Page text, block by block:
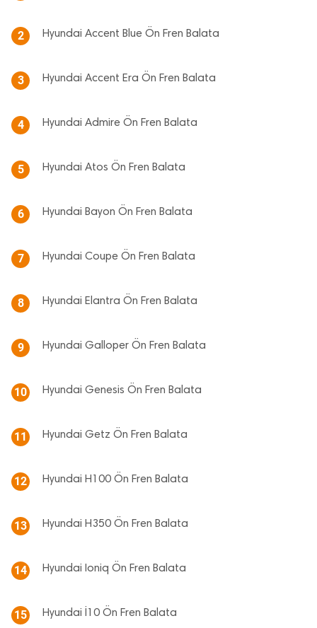
2 Hyundai Accent Blue Ön Fren Balata
3 Hyundai Accent Era Ön Fren Balata
4 Hyundai Admire Ön Fren Balata
5 Hyundai Atos Ön Fren Balata
6 Hyundai Bayon Ön Fren Balata
7 Hyundai Coupe Ön Fren Balata
8 Hyundai Elantra Ön Fren Balata
9 Hyundai Galloper Ön Fren Balata
10 Hyundai Genesis Ön Fren Balata
11 Hyundai Getz Ön Fren Balata
12 Hyundai H100 Ön Fren Balata
13 Hyundai H350 Ön Fren Balata
14 Hyundai Ioniq Ön Fren Balata
15 Hyundai İ10 Ön Fren Balata